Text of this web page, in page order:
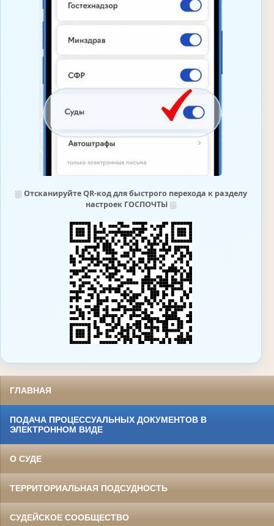
⛆ Отсканируйте QR-код для быстрого перехода к разделу
настроек ГОСПОЧТЫ⛆
ГЛАВНАЯ
ПОДАЧА ПРОЦЕССУАЛЬНЫХ ДОКУМЕНТОВ В
ЭЛЕКТРОННОМ ВИДЕ
О СУДЕ
ТЕРРИТОРИАЛЬНАЯ ПОДСУДНОСТЬ
СУДЕЙСКОЕ СООБЩЕСТВО